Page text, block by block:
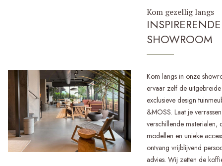
Kom gezellig langs
INSPIRERENDE
SHOWROOM
Kom langs in onze
ervaar zelf de
exclusieve design
&MOSS. Laat je
verschillende materialen,
modellen en unieke
ontvang vrijblijvend
advies. Wij zetten de